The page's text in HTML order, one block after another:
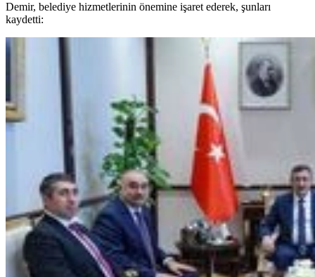
Demir, belediye hizmetlerinin önemine işaret ederek, şunları
kaydetti: